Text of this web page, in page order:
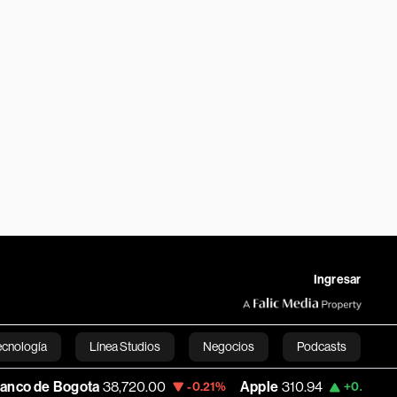
Ingresar
Línea Studios Negocios Podcasts
English
38,720.00 -0.21% Apple 310.94 +0.55% USD COP